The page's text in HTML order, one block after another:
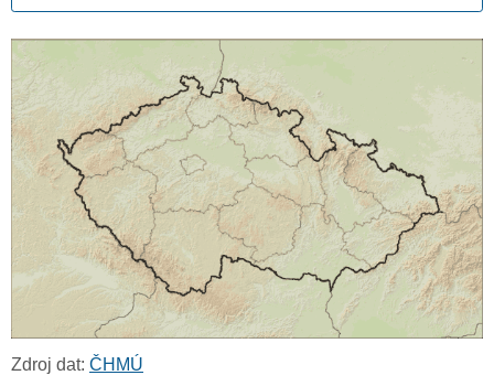
Zdroj dat: ČHMÚ